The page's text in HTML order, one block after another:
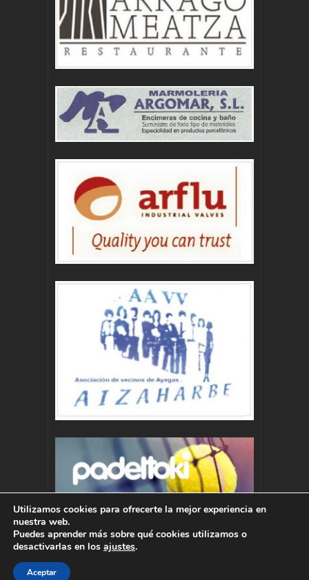
Autor : Pablo Momoitio - pablo@momoitio.com
Utilizamos cookies para ofrecerte la mejor experiencia en
nuestra web.
Puedes aprender más sobre qué cookies utilizamos o
desactivarlas en los ajustes.
Aceptar